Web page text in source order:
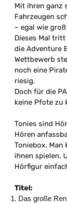
Mit ihren ganz
Fahrzeugen
– egal wie
Dieses Mal
die Adventure
Wettbewerb
noch eine
riesig.
Doch für die
keine Pfote zu
Tonies sind
Hören
Toniebox. Man
ihnen spielen.
Hörfigur
Titel:
Das große